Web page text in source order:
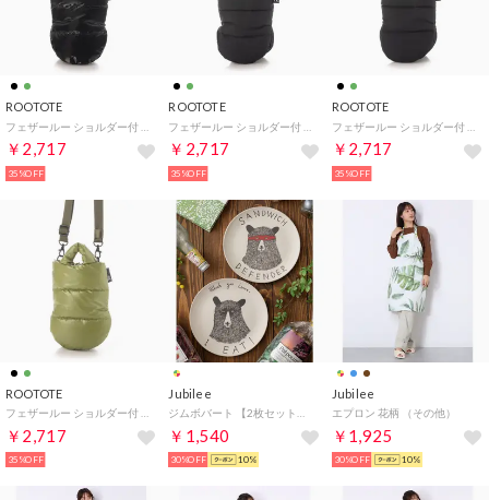
ROOTOTE
￥2,717
35%OFF
ROOTOTE
￥2,717
35%OFF
ROOTOTE
￥2,717
35%OFF
ROOTOTE
￥2,717
35%OFF
Jubilee
￥1,540
30%OFF 10%
Jubilee
エプロン 花柄 （その他）
￥1,925
30%OFF 10%